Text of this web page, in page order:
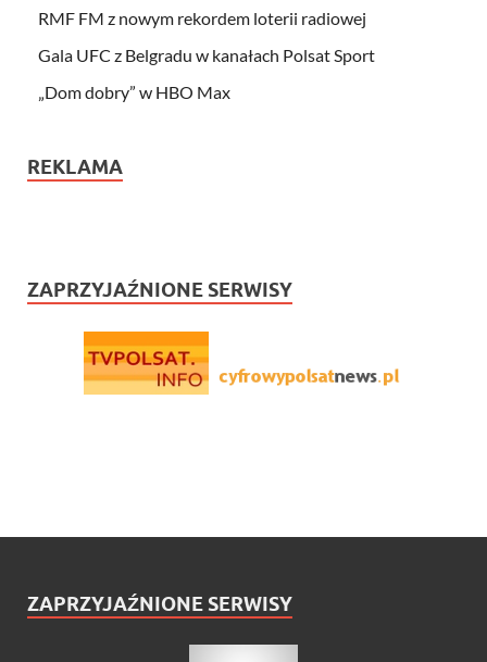
RMF FM z nowym rekordem loterii radiowej
Gala UFC z Belgradu w kanałach Polsat Sport
„Dom dobry” w HBO Max
REKLAMA
ZAPRZYJAŹNIONE SERWISY
ZAPRZYJAŹNIONE SERWISY